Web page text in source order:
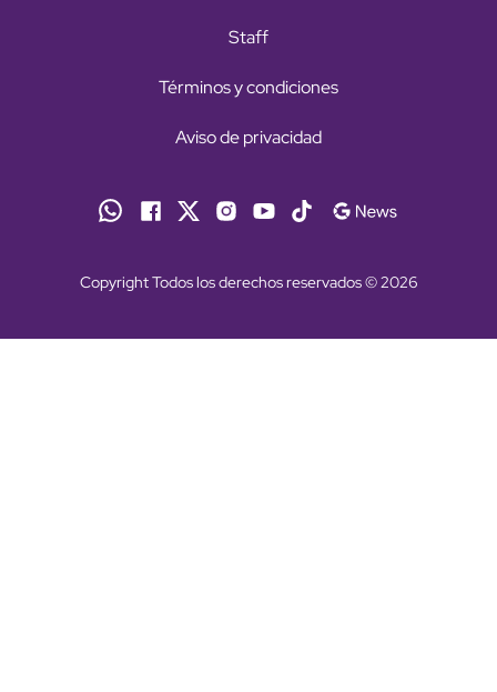
Staff
Términos y condiciones
Aviso de privacidad
Copyright Todos los derechos reservados © 2026